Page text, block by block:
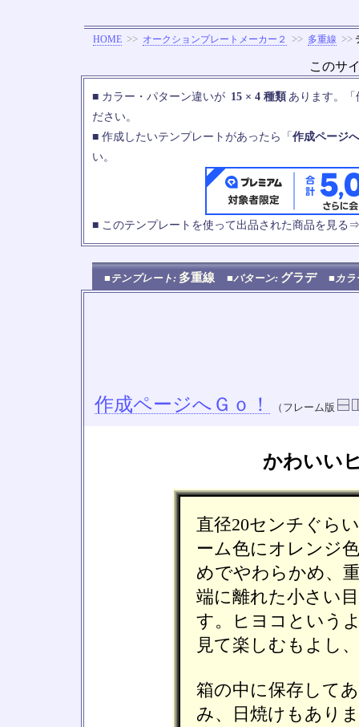
HOME >> オークションプレートメーカー２ >> 多重線 >>
このサ
■ カラー・パターン違いが 15 × 4 種類 あります。
ださい。
■ 作成したいテンプレートがあったら「 作成ページ
い。
■ このテンプレートを使って出品された商品を見る
■テンプレート: 多重線 ■パターン: グラデ ■カ
作成ページへＧｏ！ （フレーム版
かわいい
直径20センチぐら
ーム色にオレンジ
めでやわらかめ、
端に離れた小さい
す。ヒヨコという
見て楽しむもよし
箱の中に保存して
み、日焼けもあり